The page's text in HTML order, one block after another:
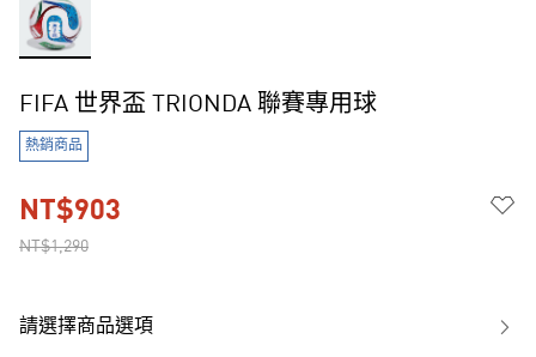
FIFA 世界盃 TRIONDA 聯賽專用球
熱銷商品
NT$1,290
NT$903
請選擇商品選項